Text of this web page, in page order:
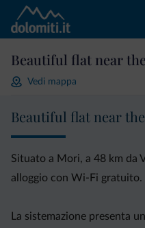
Beautiful flat near
Vedi mappa
Beautiful flat near
Situato a Mori, a 48 km da
alloggio con Wi-Fi gratuito.
La sistemazione presenta